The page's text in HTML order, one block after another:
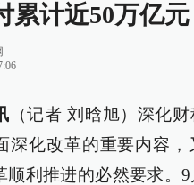
累计近50万亿元
（记者 刘晗旭）深化
深化改革的重要内容
顺利推进的必然要求。